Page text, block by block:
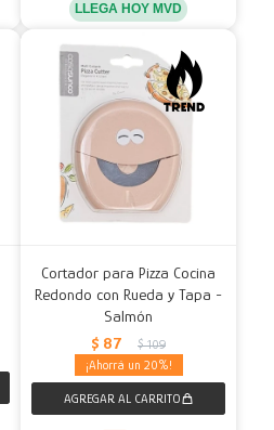
LLEGA HOY MVD
Cortador para Pizza Cocina
Redondo con Rueda y Tapa -
Salmón
$ 87 $ 109
20